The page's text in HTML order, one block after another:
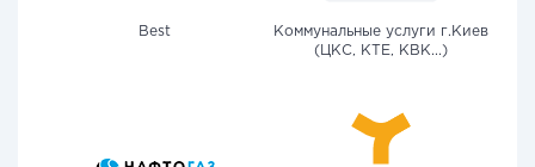
Best
Коммунальные услуги г.Киев
(ЦКС, КТЕ, КВК...)